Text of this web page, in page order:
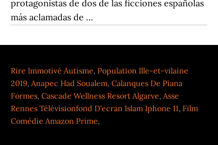
Rire Immotivé Autisme, Population Ille-et-vilaine
2019,Anapec Had Soualem,Calanques De Piana
Formes,Cascade Wellness Resort Algarve,Asse
Rennes Télévisionfond D'ecran Islam Iphone 11, Film
Comédie Amazon Prime,